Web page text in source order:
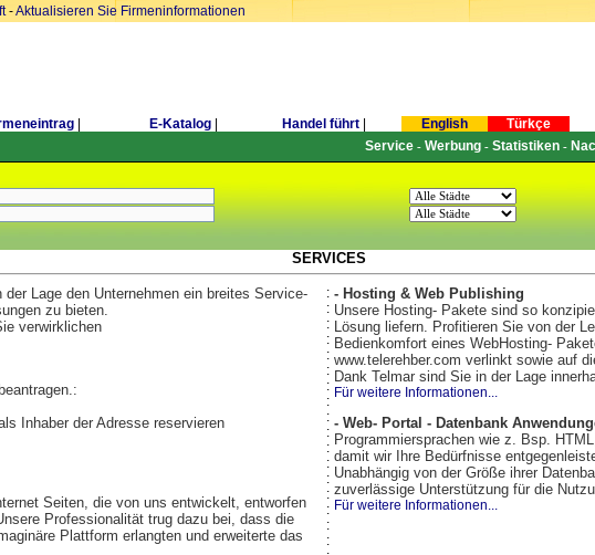
-Aktualisieren Sie Firmeninformationen
E-Katalog Handel führt English Türkçe
Service- Werbung- Statistiken-
SERVICES
Lage den Unternehmen ein breites Service-
zu bieten.
verwirklichen
Inhaber der Adresse reservieren
Seiten, die von uns entwickelt, entworfen
Professionalität trug dazu bei, dass die
Plattform erlangten und erweiterte das
:
:
:
:
:
:
:
:
:
:
:
:
:
:
:
:
:
- Hosting & Web Publishing
Unsere Hosting- Pakete sind so
Lösung liefern. Profitieren Sie von der
Bedienkomfort eines WebHosting-
www.telerehber.com verlinkt sowie auf
Dank Telmar sind Sie in der Lage
Für weitere Informationen...
- Web- Portal - Datenbank
Programmiersprachen wie z. Bsp.
damit wir Ihre Bedürfnisse
Unabhängig von der Größe ihrer
zuverlässige Unterstützung für die
Für weitere Informationen...